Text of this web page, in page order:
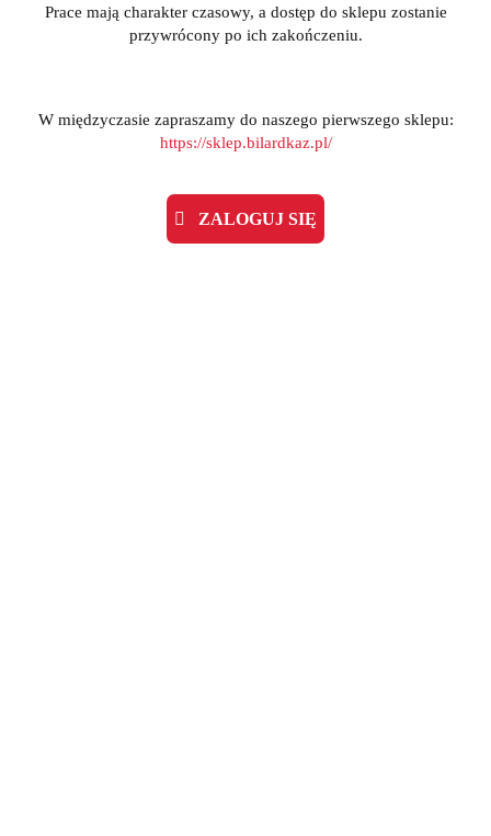
Prace mają charakter czasowy, a dostęp do sklepu zostanie
przywrócony po ich zakończeniu.
W międzyczasie zapraszamy do naszego pierwszego sklepu:
https://sklep.bilardkaz.pl/
ZALOGUJ SIĘ